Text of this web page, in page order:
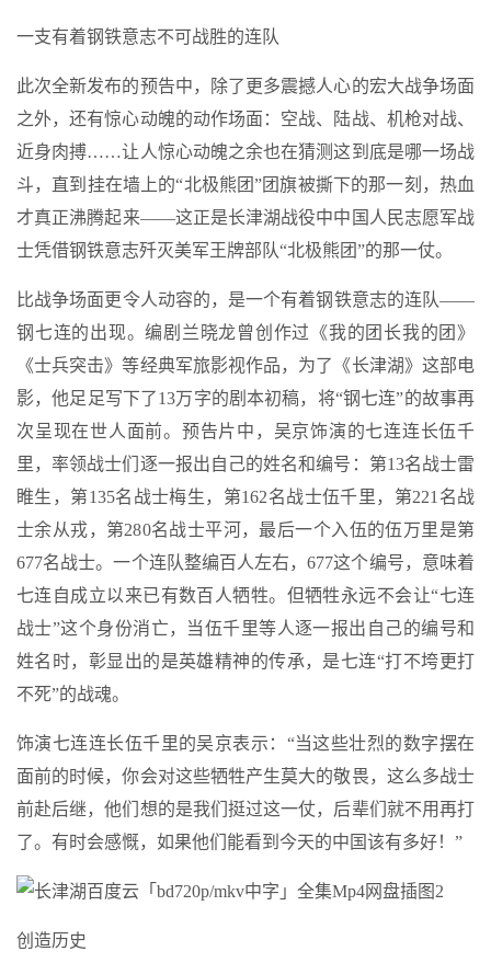
一支有着钢铁意志不可战胜的连队
此次全新发布的预告中，除了更多震撼人心的宏大战争场面
之外，还有惊心动魄的动作场面：空战、陆战、机枪对战、
近身肉搏……让人惊心动魄之余也在猜测这到底是哪一场战
斗，直到挂在墙上的“北极熊团”团旗被撕下的那一刻，热血
才真正沸腾起来——这正是长津湖战役中中国人民志愿军战
士凭借钢铁意志歼灭美军王牌部队“北极熊团”的那一仗。
比战争场面更令人动容的，是一个有着钢铁意志的连队——
钢七连的出现。编剧兰晓龙曾创作过《我的团长我的团》
《士兵突击》等经典军旅影视作品，为了《长津湖》这部电
影，他足足写下了13万字的剧本初稿，将“钢七连”的故事再
次呈现在世人面前。预告片中，吴京饰演的七连连长伍千
里，率领战士们逐一报出自己的姓名和编号：第13名战士雷
睢生，第135名战士梅生，第162名战士伍千里，第221名战
士余从戎，第280名战士平河，最后一个入伍的伍万里是第
677名战士。一个连队整编百人左右，677这个编号，意味着
七连自成立以来已有数百人牺牲。但牺牲永远不会让“七连
战士”这个身份消亡，当伍千里等人逐一报出自己的编号和
姓名时，彰显出的是英雄精神的传承，是七连“打不垮更打
不死”的战魂。
饰演七连连长伍千里的吴京表示：“当这些壮烈的数字摆在
面前的时候，你会对这些牺牲产生莫大的敬畏，这么多战士
前赴后继，他们想的是我们挺过这一仗，后辈们就不用再打
了。有时会感慨，如果他们能看到今天的中国该有多好！”
创造历史